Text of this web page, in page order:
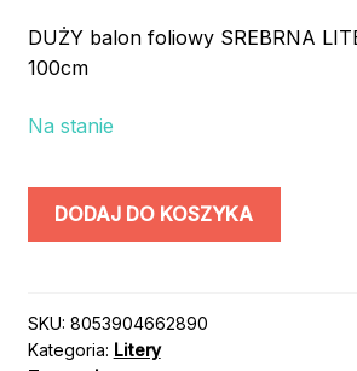
DUŻY balon foliowy SREBRNA
100cm
Na stanie
ilość
100cm
/
DODAJ DO KOSZYKA
SKU: 8053904662890
Kategoria: Litery